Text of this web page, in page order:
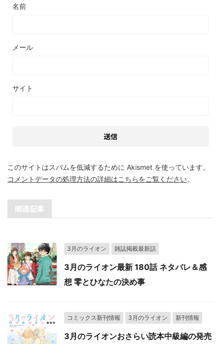
名前
メール
サイト
このサイトはスパムを低減するために Akismet を使っています。
コメントデータの処理方法の詳細はこちらをご覧ください。
関連記事
3月のライオン 雑誌掲載最新話
3月のライオン最新 180話 ネタバレ＆感
想 零とひなたの決め事
コミックス新刊情報 3月のライオン 新刊情報
3月のライオンおさらい読本中級編の発売